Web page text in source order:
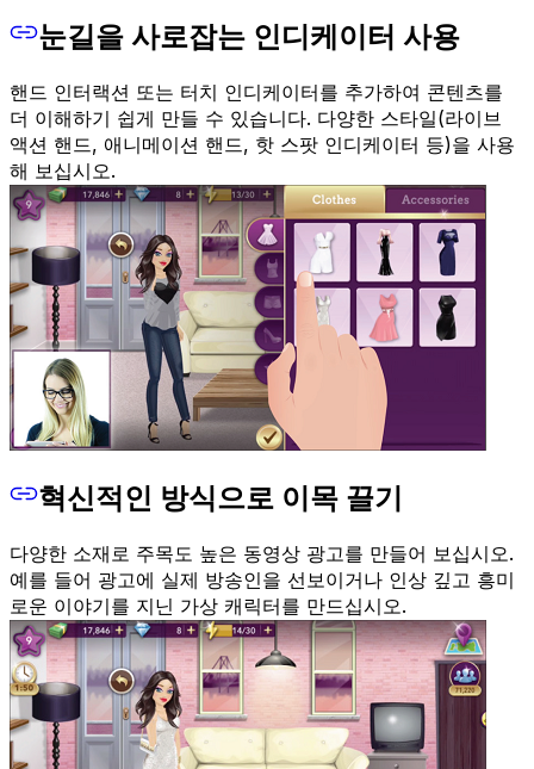
눈길을 사로잡는 인디케이터 사용
핸드 인터랙션 또는 터치 인디케이터를 추가하여 콘텐츠를
더 이해하기 쉽게 만들 수 있습니다. 다양한 스타일(라이브
액션 핸드, 애니메이션 핸드, 핫 스팟 인디케이터 등)을 사용
해 보십시오.
혁신적인 방식으로 이목 끌기
다양한 소재로 주목도 높은 동영상 광고를 만들어 보십시오.
예를 들어 광고에 실제 방송인을 선보이거나 인상 깊고 흥미
로운 이야기를 지닌 가상 캐릭터를 만드십시오.